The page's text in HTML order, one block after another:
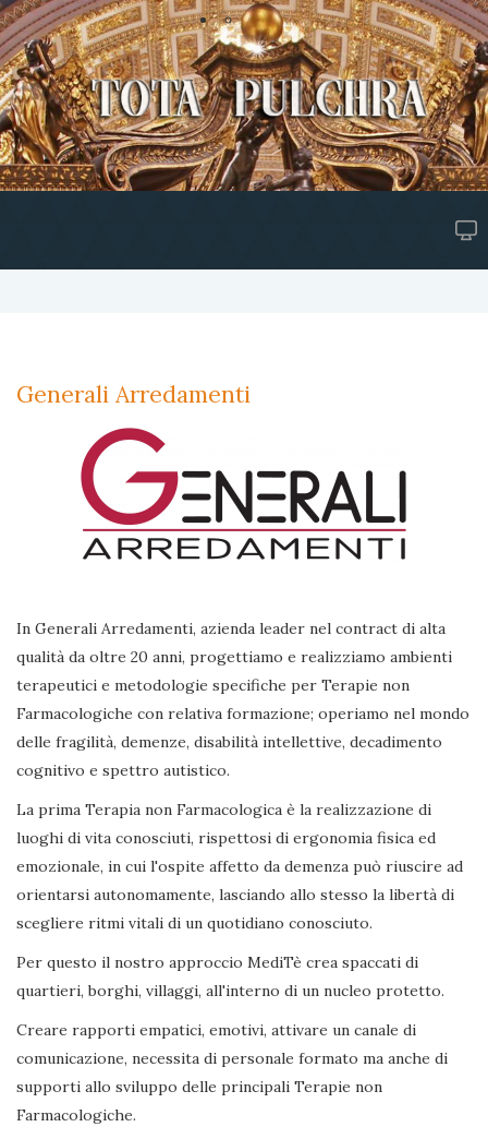
Generali Arredamenti
In Generali Arredamenti, azienda leader nel contract di alta
qualità da oltre 20 anni, progettiamo e realizziamo ambienti
terapeutici e metodologie specifiche per Terapie non
Farmacologiche con relativa formazione; operiamo nel mondo
delle fragilità, demenze, disabilità intellettive, decadimento
cognitivo e spettro autistico.
La prima Terapia non Farmacologica è la realizzazione di
luoghi di vita conosciuti, rispettosi di ergonomia fisica ed
emozionale, in cui l'ospite affetto da demenza può riuscire ad
orientarsi autonomamente, lasciando allo stesso la libertà di
scegliere ritmi vitali di un quotidiano conosciuto.
Per questo il nostro approccio MediTè crea spaccati di
quartieri, borghi, villaggi, all'interno di un nucleo protetto.
Creare rapporti empatici, emotivi, attivare un canale di
comunicazione, necessita di personale formato ma anche di
supporti allo sviluppo delle principali Terapie non
Farmacologiche.